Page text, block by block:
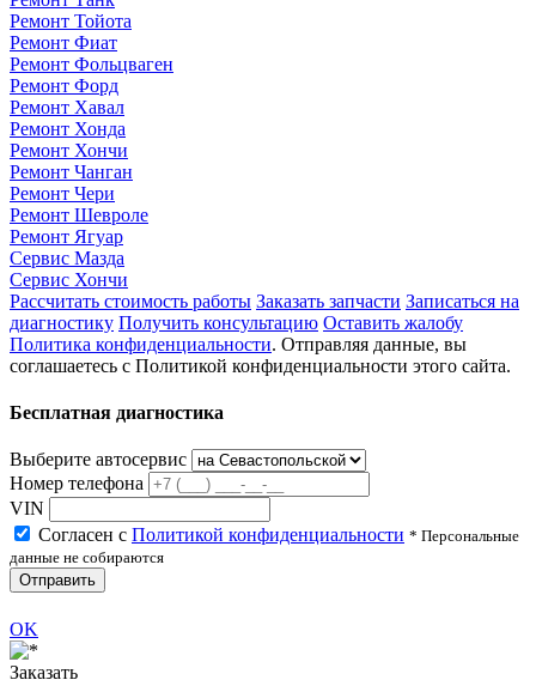
Ремонт Тойота
Ремонт Фиат
Ремонт Фольцваген
Ремонт Форд
Ремонт Хавал
Ремонт Хонда
Ремонт Хончи
Ремонт Чанган
Ремонт Чери
Ремонт Шевроле
Ремонт Ягуар
Сервис Мазда
Сервис Хончи
Рассчитать стоимость работы Заказать запчасти Записаться на
диагностику Получить консультацию Оставить жалобу
Политика конфиденциальности. Отправляя данные, вы
соглашаетесь с Политикой конфиденциальности этого сайта.
Бесплатная диагностика
Выберите автосервис
Номер телефона
VIN
Согласен с Политикой конфиденциальности * Персональные
данные не собираются
Отправить
OK
Заказать